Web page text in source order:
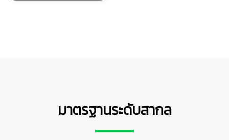
มาตรฐานระดับสากล